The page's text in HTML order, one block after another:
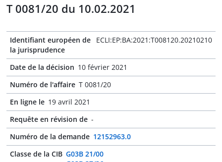
T 0081/20 du 10.02.2021
Identifiant européen de
la jurisprudence
ECLI:EP:BA:2021:T008120.20210210
Date de la décision 10 février 2021
Numéro de l'affaire T 0081/20
En ligne le 19 avril 2021
Requête en révision de -
Numéro de la demande 12152963.0
Classe de la CIB G03B 21/00